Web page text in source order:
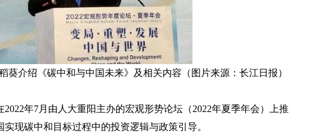
介绍《碳中和与中国未来》及相关内容（图片来源：长江日报）
2022年7月由人大重阳主办的宏观形势论坛（2022年夏季年会）上推
现碳中和目标过程中的投资逻辑与政策引导。